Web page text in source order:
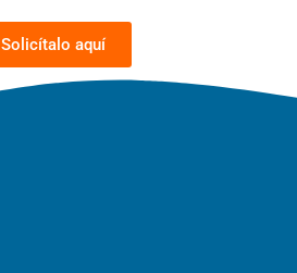
Solicítalo aquí